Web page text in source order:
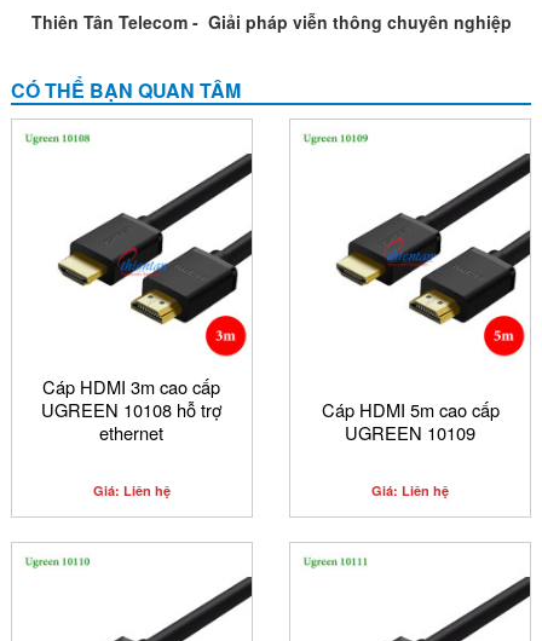
Thiên Tân Telecom - Giải pháp viễn thông chuyên nghiệp
CÓ THỂ BẠN QUAN TÂM
Cáp HDMI 3m cao cấp
UGREEN 10108 hỗ trợ
ethernet
Giá: Liên hệ
Cáp HDMI 5m cao cấp
UGREEN 10109
Giá: Liên hệ